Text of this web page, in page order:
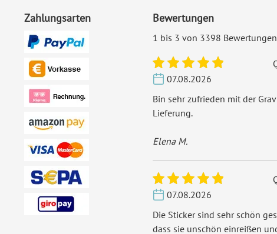
Zahlungsarten Bewertungen
1 bis 3 von 3398 Bewertungen
07.08.2026
Bin sehr zufrieden mit der
Lieferung.
Elena M.
07.08.2026
Die Sticker sind sehr schön
dass sie unschön einreißen